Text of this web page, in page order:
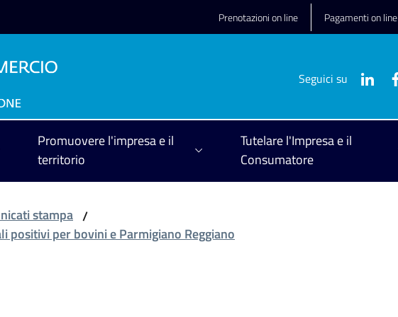
Prenotazioni on line Pagamenti on line
Seguici su
Promuovere l'impresa e il
territorio
Tutelare l'Impresa e il
Consumatore
stampa /
positivi per bovini e Parmigiano Reggiano